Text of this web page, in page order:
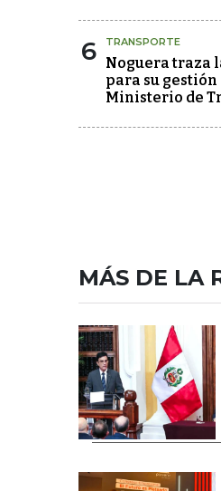
6 TRANSPORTE
Noguera traza
para su gestión
Ministerio de
MÁS DE LA